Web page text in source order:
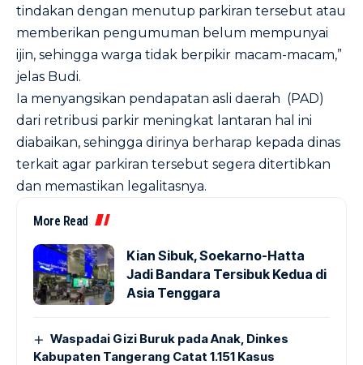
tindakan dengan menutup parkiran tersebut atau
memberikan pengumuman belum mempunyai
ijin, sehingga warga tidak berpikir macam-macam,”
jelas Budi.
Ia menyangsikan pendapatan asli daerah (PAD)
dari retribusi parkir meningkat lantaran hal ini
diabaikan, sehingga dirinya berharap kepada dinas
terkait agar parkiran tersebut segera ditertibkan
dan memastikan legalitasnya.
More Read
Kian Sibuk, Soekarno-Hatta
Jadi Bandara Tersibuk Kedua di
Asia Tenggara
Waspadai Gizi Buruk pada Anak, Dinkes
Kabupaten Tangerang Catat 1.151 Kasus